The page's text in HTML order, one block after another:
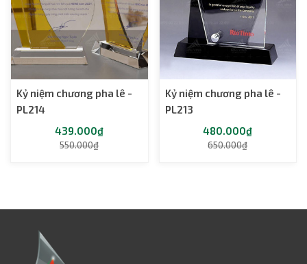
Kỷ niệm chương pha lê -
PL214
439.000₫
550.000₫
Kỷ niệm chương pha lê -
PL213
480.000₫
650.000₫